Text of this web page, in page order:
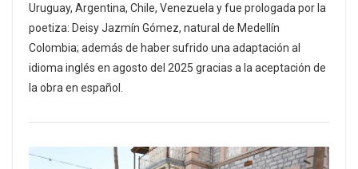
Uruguay, Argentina, Chile, Venezuela y fue prologada por la
poetiza: Deisy Jazmín Gómez, natural de Medellín
Colombia; además de haber sufrido una adaptación al
idioma inglés en agosto del 2025 gracias a la aceptación de
la obra en español.